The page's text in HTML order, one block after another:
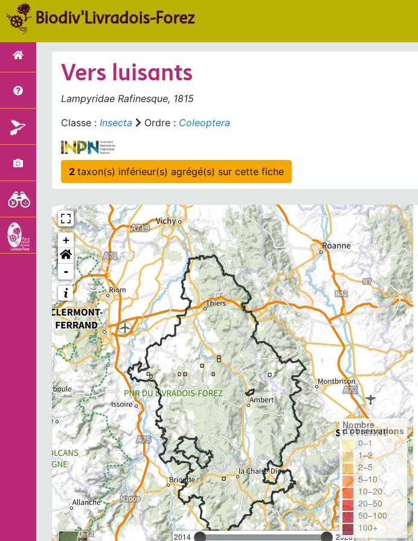
Biodiv'Livradois-Forez
Vers luisants
Lampyridae Rafinesque, 1815
Classe : Insecta Ordre : Coleoptera
2 taxon(s) inférieur(s) agrégé(s) sur cette fiche
+
-
2014 2026
Nombre
d'observations
0–1
1–2
2–5
5–10
10–20
20–50
50–100
100+